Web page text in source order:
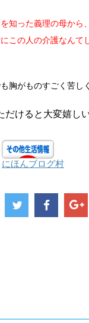
知った義理の母から
この人の介護なん
胸がものすごく苦し
けると大変嬉しい
にほんブログ村